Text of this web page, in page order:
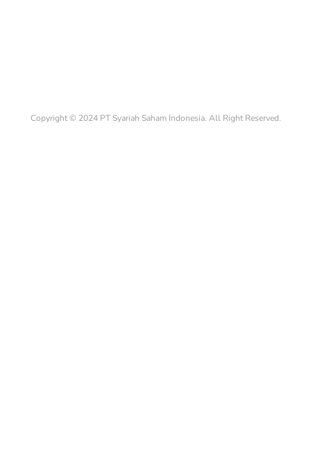
Copyright © 2024 PT Syariah Saham Indonesia. All Right Reserved.